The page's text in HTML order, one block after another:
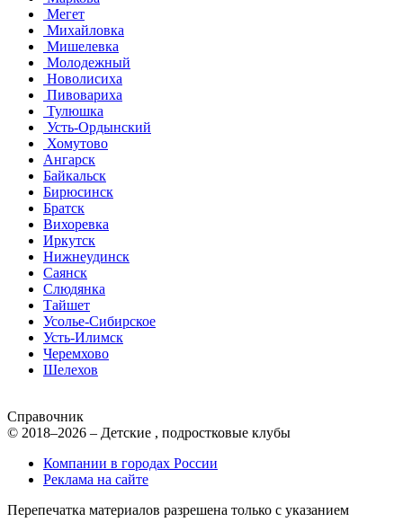
Мегет
Михайловка
Мишелевка
Молодежный
Новолисиха
Пивовариха
Тулюшка
Усть-Ордынский
Хомутово
Ангарск
Байкальск
Бирюсинск
Братск
Вихоревка
Иркутск
Нижнеудинск
Саянск
Слюдянка
Тайшет
Усолье-Сибирское
Усть-Илимск
Черемхово
Шелехов
Справочник
© 2018–2026 – Детские , подростковые клубы
Компании в городах России
Реклама на сайте
Перепечатка материалов разрешена только с указанием